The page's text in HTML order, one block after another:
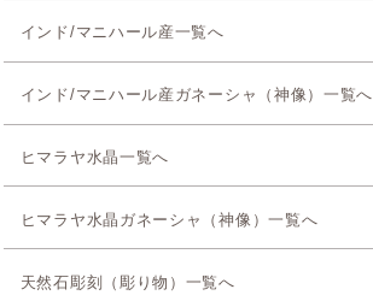
インド/マニハール産一覧へ
インド/マニハール産ガネーシャ（神像）一覧へ
ヒマラヤ水晶一覧へ
ヒマラヤ水晶ガネーシャ（神像）一覧へ
天然石彫刻（彫り物）一覧へ